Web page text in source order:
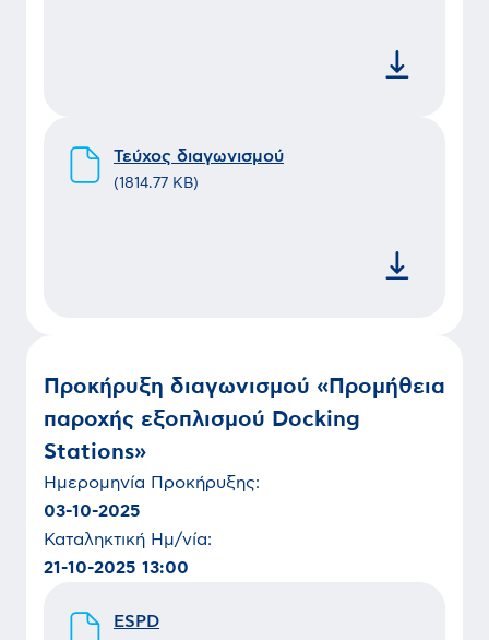
Τεύχος διαγωνισμού
(1814.77 KB)
Προκήρυξη διαγωνισμού «Προμήθεια
παροχής εξοπλισμού Docking
Stations»
Ημερομηνία Προκήρυξης:
03-10-2025
Καταληκτική Ημ/νία:
21-10-2025 13:00
ESPD